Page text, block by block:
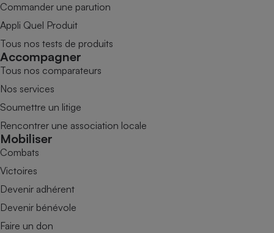
Commander une parution
Appli Quel Produit
Tous nos tests de produits
Accompagner
Tous nos comparateurs
Nos services
Soumettre un litige
Rencontrer une association locale
Mobiliser
Combats
Victoires
Devenir adhérent
Devenir bénévole
Faire un don